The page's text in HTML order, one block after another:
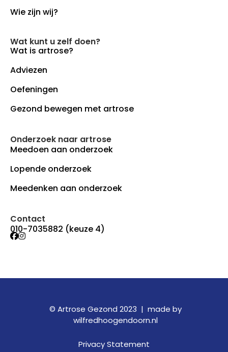
Wie zijn wij?
Wat kunt u zelf doen?
Wat is artrose?
Adviezen
Oefeningen
Gezond bewegen met artrose
Onderzoek naar artrose
Meedoen aan onderzoek
Lopende onderzoek
Meedenken aan onderzoek
Contact
010-7035882 (keuze 4)
© Artrose Gezond 2023 | made by
wilfredhoogendoorn.nl
Privacy Statement